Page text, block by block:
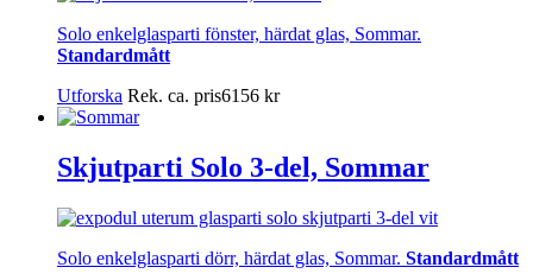
Solo enkelglasparti fönster, härdat glas, Sommar.
Standardmått
Utforska Rek. ca. pris6156 kr
Skjutparti Solo 3-del, Sommar
Solo enkelglasparti dörr, härdat glas, Sommar. Standardmått